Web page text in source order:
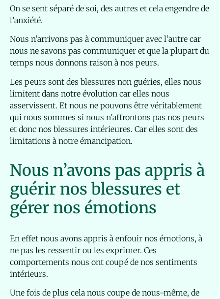
On se sent séparé de soi, des autres et cela engendre de
l’anxiété.
Nous n’arrivons pas à communiquer avec l’autre car
nous ne savons pas communiquer et que la plupart du
temps nous donnons raison à nos peurs.
Les peurs sont des blessures non guéries, elles nous
limitent dans notre évolution car elles nous
asservissent. Et nous ne pouvons être véritablement
qui nous sommes si nous n’affrontons pas nos peurs
et donc nos blessures intérieures. Car elles sont des
limitations à notre émancipation.
Nous n’avons pas appris à
guérir nos blessures et
gérer nos émotions
En effet nous avons appris à enfouir nos émotions, à
ne pas les ressentir ou les exprimer. Ces
comportements nous ont coupé de nos sentiments
intérieurs.
Une fois de plus cela nous coupe de nous-même, de